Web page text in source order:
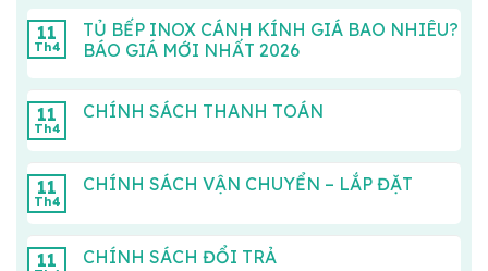
11
Th4
TỦ BẾP INOX CÁNH KÍNH GIÁ BAO NHIÊU?
BÁO GIÁ MỚI NHẤT 2026
11
Th4
CHÍNH SÁCH THANH TOÁN
11
Th4
CHÍNH SÁCH VẬN CHUYỂN – LẮP ĐẶT
11 CHÍNH SÁCH ĐỔI TRẢ